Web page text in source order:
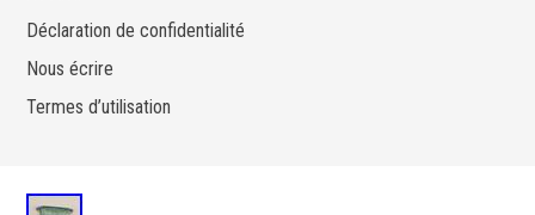
Déclaration de confidentialité
Nous écrire
Termes d’utilisation